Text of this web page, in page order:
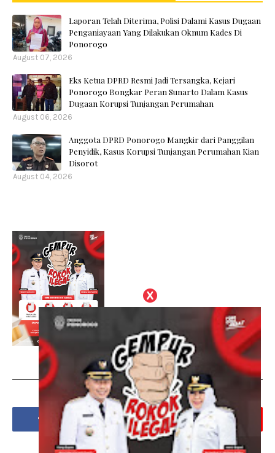
Laporan Telah Diterima, Polisi Dalami Kasus Dugaan
Penganiayaan Yang Dilakukan Oknum Kades Di
Ponorogo
August 07, 2026
Eks Ketua DPRD Resmi Jadi Tersangka, Kejari
Ponorogo Bongkar Peran Sunarto Dalam Kasus
Dugaan Korupsi Tunjangan Perumahan
August 06, 2026
Anggota DPRD Ponorogo Mangkir dari Panggilan
Penyidik, Kasus Korupsi Tunjangan Perumahan Kian
Disorot
August 04, 2026
Social Plugin